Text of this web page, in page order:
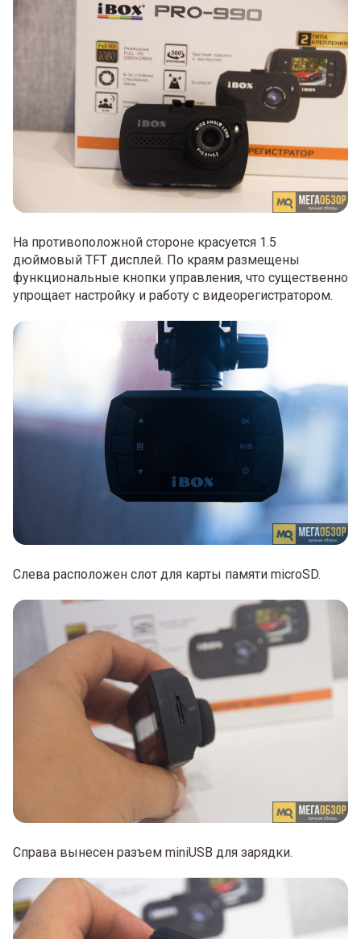
На противоположной стороне красуется 1.5
дюймовый TFT дисплей. По краям размещены
функциональные кнопки управления, что существенно
упрощает настройку и работу с видеорегистратором.
Слева расположен слот для карты памяти microSD.
Справа вынесен разъем miniUSB для зарядки.